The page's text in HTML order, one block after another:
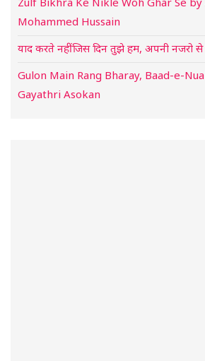
Mohammed Hussain
याद करते नहीं जिस दिन तुझे हम, अपनी नजरो
Gulon Main Rang Bharay, Baad-e-
Gayathri Asokan